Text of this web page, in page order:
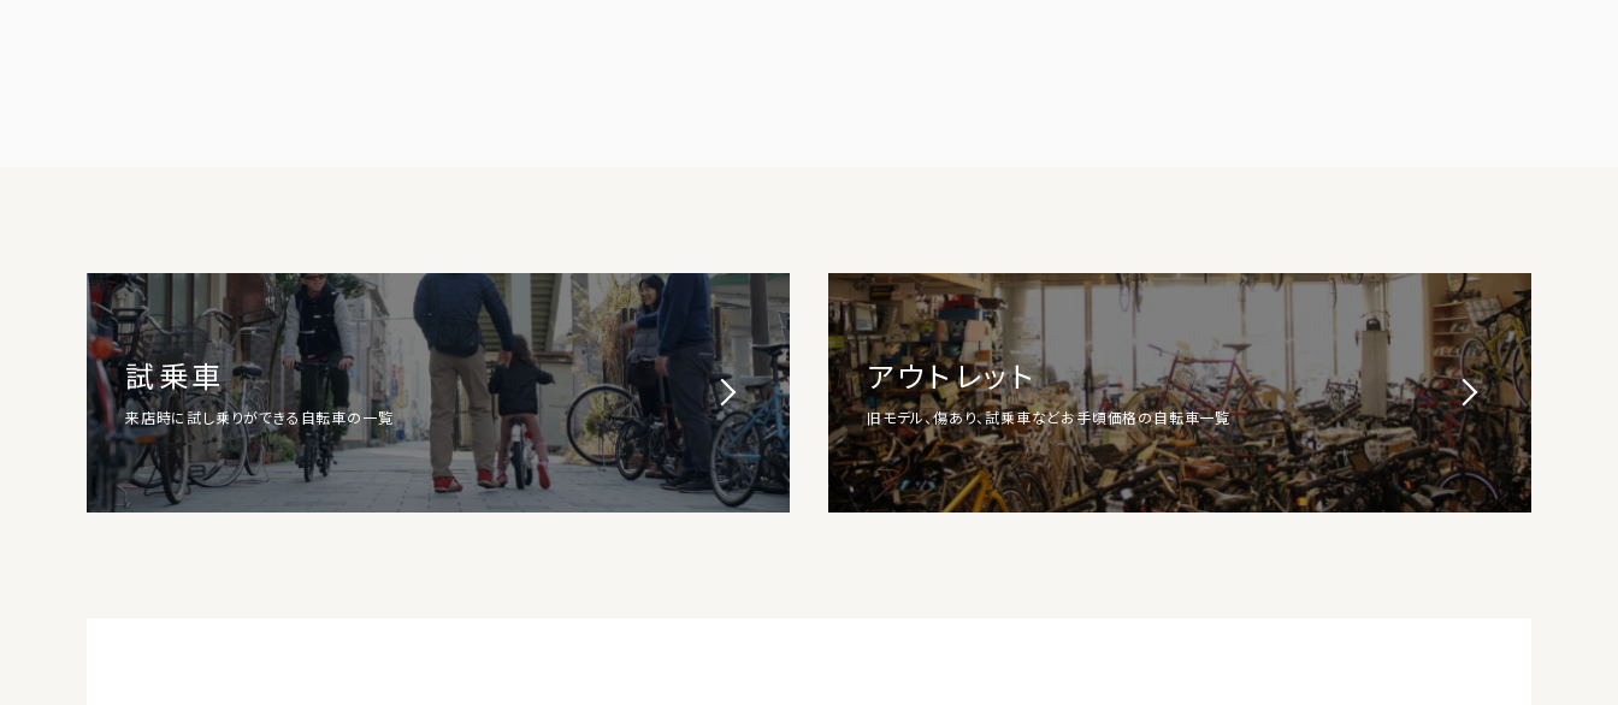
試乗車
来店時に試し乗りができる自転車の一覧
アウトレット
旧モデル、傷あり、試乗車などお手頃価格の自転車一覧